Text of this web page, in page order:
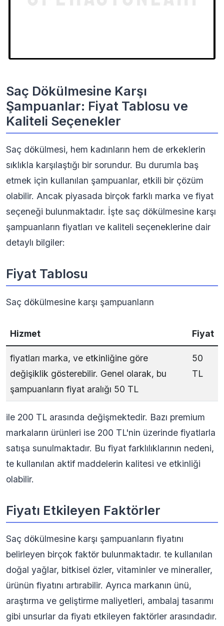
Saç Dökülmesine Karşı
Şampuanlar: Fiyat Tablosu ve
Kaliteli Seçenekler
Saç dökülmesi, hem kadınların hem de erkeklerin
sıklıkla karşılaştığı bir sorundur. Bu durumla baş
etmek için kullanılan şampuanlar, etkili bir çözüm
olabilir. Ancak piyasada birçok farklı marka ve fiyat
seçeneği bulunmaktadır. İşte saç dökülmesine karşı
şampuanların fiyatları ve kaliteli seçeneklerine dair
detaylı bilgiler:
Fiyat Tablosu
Saç dökülmesine karşı şampuanların
Hizmet Fiyat
fiyatları marka, ve etkinliğine göre
değişiklik gösterebilir. Genel olarak, bu
şampuanların fiyat aralığı 50 TL
50
TL
ile 200 TL arasında değişmektedir. Bazı premium
markaların ürünleri ise 200 TL'nin üzerinde fiyatlarla
satışa sunulmaktadır. Bu fiyat farklılıklarının nedeni,
te kullanılan aktif maddelerin kalitesi ve etkinliği
olabilir.
Fiyatı Etkileyen Faktörler
Saç dökülmesine karşı şampuanların fiyatını
belirleyen birçok faktör bulunmaktadır. te kullanılan
doğal yağlar, bitkisel özler, vitaminler ve mineraller,
ürünün fiyatını artırabilir. Ayrıca markanın ünü,
araştırma ve geliştirme maliyetleri, ambalaj tasarımı
gibi unsurlar da fiyatı etkileyen faktörler arasındadır.